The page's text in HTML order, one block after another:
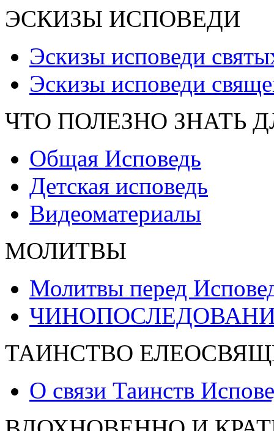
ЭСКИЗЫ ИСПОВЕДИ
Эскизы исповеди
Эскизы исповеди
ЧТО ПОЛЕЗНО ЗНАТЬ
Общая Исповедь
Детская исповедь
Видеоматериалы
МОЛИТВЫ
Молитвы перед
ТАИНСТВО
О связи Таинств